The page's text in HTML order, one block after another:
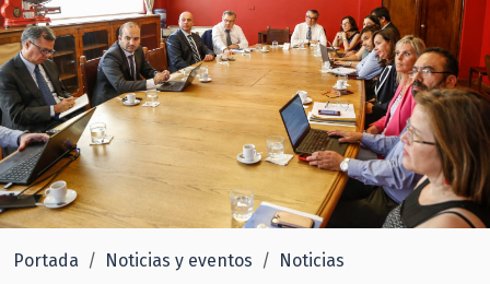
Portada Noticias y eventos Noticias